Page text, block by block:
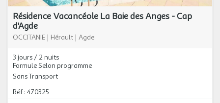
Résidence Vacancéole La Baie des Anges - Cap
d'Agde
OCCITANIE | Hérault | Agde
3 jours / 2 nuits
Formule Selon programme
Sans Transport
Réf : 470325